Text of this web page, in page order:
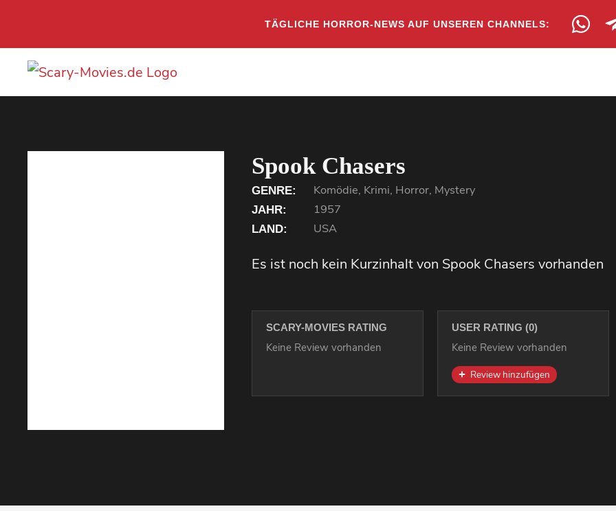
TÄGLICHE HORROR-NEWS AUF UNSEREN CHANNELS:
Spook Chasers
GENRE: Komödie, Krimi, Horror, Mystery
JAHR: 1957
LAND: USA
Es ist noch kein Kurzinhalt von Spook Chasers vorhanden
SCARY-MOVIES RATING
Keine Review vorhanden
USER RATING (0)
Keine Review vorhanden
Review hinzufügen